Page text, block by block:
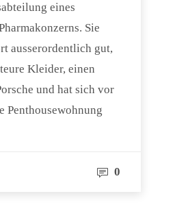
eines
Sie
ausserordentlich gut,
Kleider, einen
und hat sich vor
Penthousewohnung
0